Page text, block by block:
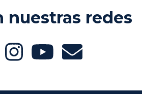
nuestras redes